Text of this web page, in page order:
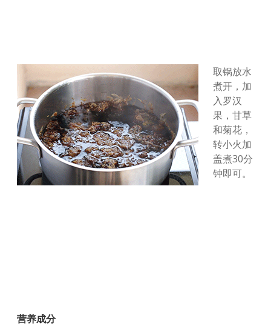
取锅放水
煮开，加
入罗汉
果，甘草
和菊花，
转小火加
盖煮30分
钟即可。
营养成分